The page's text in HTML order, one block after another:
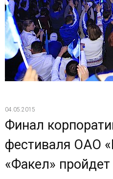
04.05.2015
Финал
фестиваля ОАО
«Факел»